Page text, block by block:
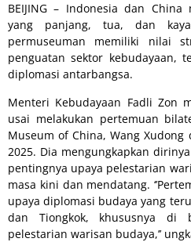
BEIJING – Indonesia dan
yang panjang, tua, dan
permuseuman memiliki nilai
penguatan sektor kebudayaan,
diplomasi antarbangsa.
Menteri Kebudayaan Fadli Zon
usai melakukan pertemuan
Museum of China, Wang
2025. Dia mengungkapkan
pentingnya upaya pelestarian
masa kini dan mendatang.
upaya diplomasi budaya yang
dan Tiongkok, khususnya di
pelestarian warisan budaya,’’